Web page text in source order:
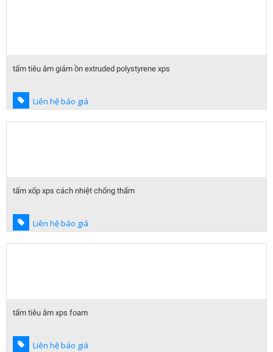
tấm tiêu âm giảm ồn extruded polystyrene xps
Liên hệ báo giá
tấm xốp xps cách nhiệt chống thấm
Liên hệ báo giá
tấm tiêu âm xps foam
Liên hệ báo giá